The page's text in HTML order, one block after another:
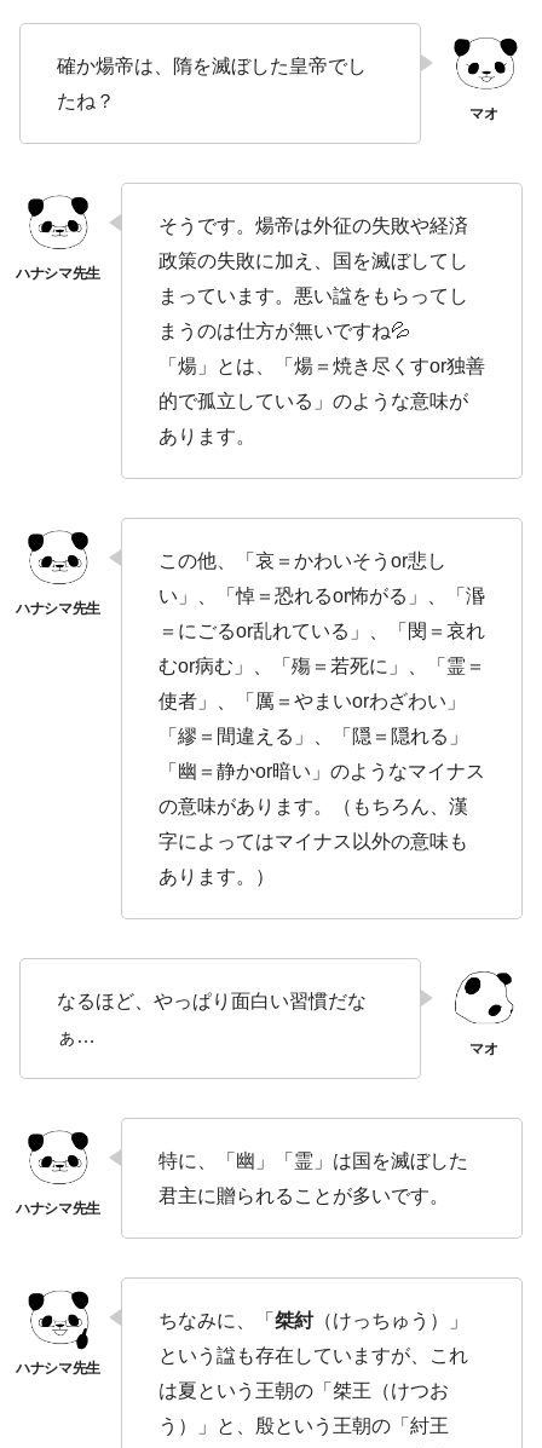
確か煬帝は、隋を滅ぼした皇帝でし
たね？
そうです。煬帝は外征の失敗や経済
政策の失敗に加え、国を滅ぼしてし
まっています。悪い諡をもらってし
まうのは仕方が無いですね💦
「煬」とは、「煬＝焼き尽くすor独善
的で孤立している」のような意味が
あります。
この他、「哀＝かわいそうor悲し
い」、「悼＝恐れるor怖がる」、「湣
＝にごるor乱れている」、「閔＝哀れ
むor病む」、「殤＝若死に」、「霊＝
使者」、「厲＝やまいorわざわい」
「繆＝間違える」、「隠＝隠れる」
「幽＝静かor暗い」のようなマイナス
の意味があります。（もちろん、漢
字によってはマイナス以外の意味も
あります。）
なるほど、やっぱり面白い習慣だな
ぁ…
特に、「幽」「霊」は国を滅ぼした
君主に贈られることが多いです。
ちなみに、「 桀紂（けっちゅう）」
という諡も存在していますが、これ
は夏という王朝の「桀王（けつお
う）」と、殷という王朝の「紂王